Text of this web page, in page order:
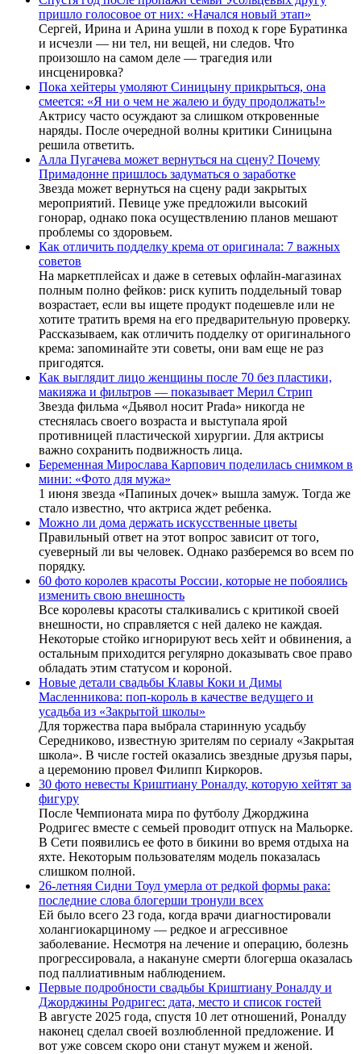
пришло голосовое от них: «Начался новый этап»
Сергей, Ирина и Арина ушли в поход к горе Буратинка
и исчезли — ни тел, ни вещей, ни следов. Что
произошло на самом деле — трагедия или
инсценировка?
Пока хейтеры умоляют Синицыну прикрыться, она
смеется: «Я ни о чем не жалею и буду продолжать!»
Актрису часто осуждают за слишком откровенные
наряды. После очередной волны критики Синицына
решила ответить.
Алла Пугачева может вернуться на сцену? Почему
Примадонне пришлось задуматься о заработке
Звезда может вернуться на сцену ради закрытых
мероприятий. Певице уже предложили высокий
гонорар, однако пока осуществлению планов мешают
проблемы со здоровьем.
Как отличить подделку крема от оригинала: 7 важных
советов
На маркетплейсах и даже в сетевых офлайн-магазинах
полным полно фейков: риск купить поддельный товар
возрастает, если вы ищете продукт подешевле или не
хотите тратить время на его предварительную проверку.
Рассказываем, как отличить подделку от оригинального
крема: запоминайте эти советы, они вам еще не раз
пригодятся.
Как выглядит лицо женщины после 70 без пластики,
макияжа и фильтров — показывает Мерил Стрип
Звезда фильма «Дьявол носит Prada» никогда не
стеснялась своего возраста и выступала ярой
противницей пластической хирургии. Для актрисы
важно сохранить подвижность лица.
Беременная Мирослава Карпович поделилась снимком в
мини: «Фото для мужа»
1 июня звезда «Папиных дочек» вышла замуж. Тогда же
стало известно, что актриса ждет ребенка.
Можно ли дома держать искусственные цветы
Правильный ответ на этот вопрос зависит от того,
суеверный ли вы человек. Однако разберемся во всем по
порядку.
60 фото королев красоты России, которые не побоялись
изменить свою внешность
Все королевы красоты сталкивались с критикой своей
внешности, но справляется с ней далеко не каждая.
Некоторые стойко игнорируют весь хейт и обвинения, а
остальным приходится регулярно доказывать свое право
обладать этим статусом и короной.
Новые детали свадьбы Клавы Коки и Димы
Масленникова: поп-король в качестве ведущего и
усадьба из «Закрытой школы»
Для торжества пара выбрала старинную усадьбу
Середниково, известную зрителям по сериалу «Закрытая
школа». В числе гостей оказались звездные друзья пары,
а церемонию провел Филипп Киркоров.
30 фото невесты Криштиану Роналду, которую хейтят за
фигуру
После Чемпионата мира по футболу Джорджина
Родригес вместе с семьей проводит отпуск на Мальорке.
В Сети появились ее фото в бикини во время отдыха на
яхте. Некоторым пользователям модель показалась
слишком полной.
26-летняя Сидни Тоул умерла от редкой формы рака:
последние слова блогерши тронули всех
Ей было всего 23 года, когда врачи диагностировали
холангиокарциному — редкое и агрессивное
заболевание. Несмотря на лечение и операцию, болезнь
прогрессировала, а накануне смерти блогерша оказалась
под паллиативным наблюдением.
Первые подробности свадьбы Криштиану Роналду и
Джорджины Родригес: дата, место и список гостей
В августе 2025 года, спустя 10 лет отношений, Роналду
наконец сделал своей возлюбленной предложение. И
вот уже совсем скоро они станут мужем и женой.